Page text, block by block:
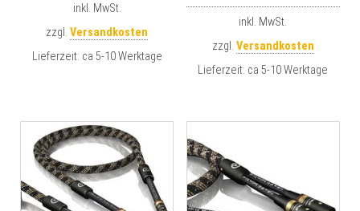
inkl. MwSt.
zzgl.Versandkosten
Lieferzeit: ca 5-10 Werktage
inkl. MwSt.
zzgl. Versandkosten
Lieferzeit: ca 5-10 Werktage